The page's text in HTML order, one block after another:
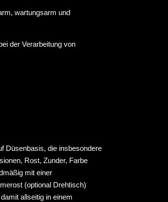
wartungsarm und
der Verarbeitung von
Düsenbasis, die insbesondere
Rost, Zunder, Farbe
mit einer
(optional Drehtisch)
allseitig in einem